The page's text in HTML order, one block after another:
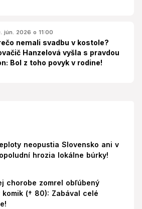
jún. 2026 o 11:00
nemali svadbu v kostole?
Hanzelová vyšla s pravdou
Bol z toho povyk v rodine!
neopustia Slovensko ani v
hrozia lokálne búrky!
chorobe zomrel obľúbený
(† 80): Zabával celé